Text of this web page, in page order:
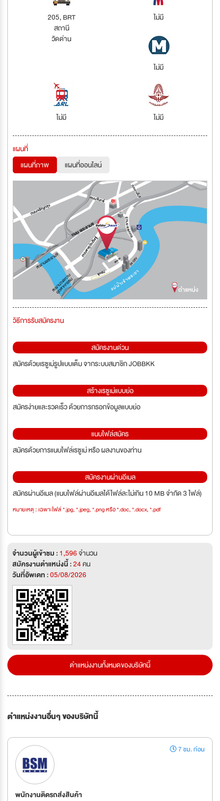
205, BRT
สถานี
วัดด่าน
ไม่มี
ไม่มี
ไม่มี ไม่มี
แผนที่
แผนที่ภาพ
แผนที่ออนไลน์
วิธีการรับสมัครงาน
สมัครงานด่วน
สมัครด้วยเรซูเม่รูปแบบเต็ม จากระบบสมาชิก JOBBKK
สร้างเรซูเม่แบบย่อ
สมัครง่ายและรวดเร็ว ด้วยการกรอกข้อมูลแบบย่อ
แนบไฟล์สมัคร
สมัครด้วยการแนบไฟล์เรซูเม่ หรือ ผลงานของท่าน
สมัครงานผ่านอีเมล
สมัครผ่านอีเมล (แนบไฟล์ผ่านอีเมลได้ไฟล์ละไม่เกิน 10 MB จำกัด 3 ไฟล์)
หมายเหตุ : เฉพาะไฟล์ *.jpg, *.jpeg, *.png หรือ *.doc, *.docx, *.pdf
จำนวนผู้เข้าชม : 1,596จำนวน
สมัครงานตำแหน่งนี้ :24คน
วันที่อัพเดท :05/08/2026
ตำแหน่งงานทั้งหมดของบริษัทนี้
ตำแหน่งงานอื่นๆ ของบริษัทนี้
7 ชม. ก่อน
พนักงานติดรถส่งสินค้า